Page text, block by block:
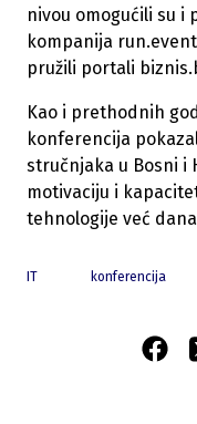
nivou omogućili su i
kompanija
pružili portali
Kao i prethodnih
konferencija
stručnjaka u Bosni i
motivaciju i
tehnologije već
IT konferencija